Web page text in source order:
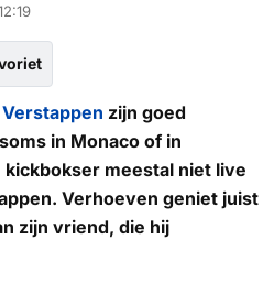
zijn goed
in Monaco of in
meestal niet live
Verhoeven geniet juist
zijn vriend, die hij